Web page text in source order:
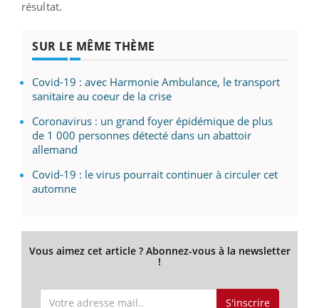
résultat.
SUR LE MÊME THÈME
Covid-19 : avec Harmonie Ambulance, le transport
sanitaire au coeur de la crise
Coronavirus : un grand foyer épidémique de plus
de 1 000 personnes détecté dans un abattoir
allemand
Covid-19 : le virus pourrait continuer à circuler cet
automne
Vous aimez cet article ? Abonnez-vous à la newsletter
!
S'inscrire